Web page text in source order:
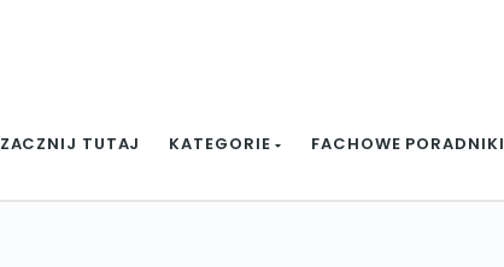
ZACZNIJ TUTAJ KATEGORIE FACHOWE PORADNIKI